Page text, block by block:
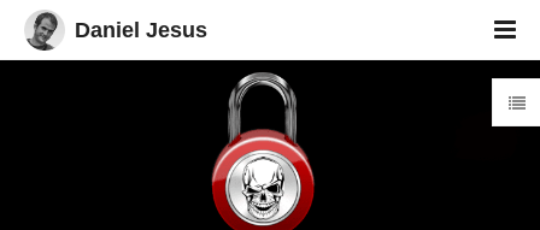
Daniel Jesus